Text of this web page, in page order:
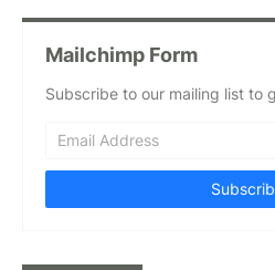
Mailchimp Form
Subscribe to our mailing list to